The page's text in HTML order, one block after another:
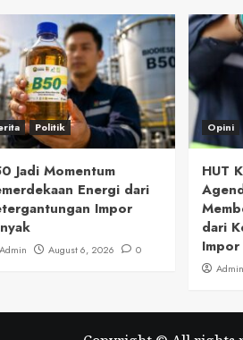
Politik
Jadi Momentum
Energi dari
Impor
Admin August 6, 2026 0
Opini
HUT
dari
Impor
Admin